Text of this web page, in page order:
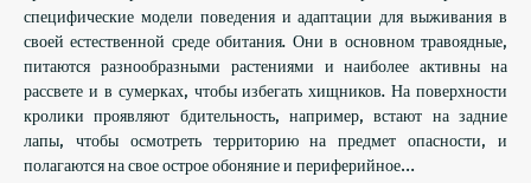
специфические модели поведения и адаптации для выживания в
своей естественной среде обитания. Они в основном травоядные,
питаются разнообразными растениями и наиболее активны на
рассвете и в сумерках, чтобы избегать хищников. На поверхности
кролики проявляют бдительность, например, встают на задние
лапы, чтобы осмотреть территорию на предмет опасности, и
полагаются на свое острое обоняние и периферийное…